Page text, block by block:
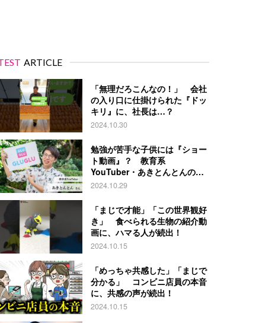
ARTICLE
「無理だろこんなの！」 会社
の入り口に仕掛けられた『ドッ
キリ』に、社長は…？
2024.10.30
勉強が苦手な子供には『ショー
ト動画』？ 教育系
YouTuber・あきとんとんの戦
略とは
2024.10.29
「まじで才能」「この世界観好
き」 食べられる生物の紹介動
画に、ハマる人が続出！
2024.10.15
「めっちゃ共感した」「まじで
分かる」 コンビニ店員の本音
に、共感の声が続出！
2024.10.15